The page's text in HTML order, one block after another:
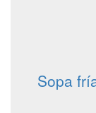
Sopa